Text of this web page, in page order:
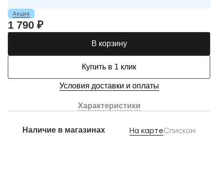
Акция
1 790 ₽
В корзину
Купить в 1 клик
Условия доставки и оплаты
Характеристики
Наличие в магазинах На картеСписком